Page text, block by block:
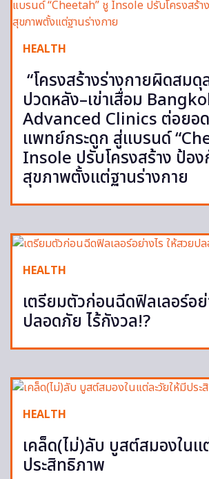
HEALTH
“โครงสร้างร่างกายผิดสมดุ
ปวดหลัง–เข่าเสื่อม
Advanced Clinics ต่อยอ
แพทย์กระดูก สู่แบรนด์
Insole ปรับโครงสร้าง ป้อ
สุขภาพตั้งแต่ฐานร่างกาย
HEALTH
เตรียมตัวก่อนฉีดฟิลเลอร์อย่
ปลอดภัย ไร้กังวล!?
HEALTH
เคล็ด(ไม่)ลับ บูสต์สมองในแ
ประสิทธิภาพ